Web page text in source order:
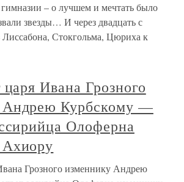
гимназии – о лучшем и мечтать было
звезды… И через двадцать с
Стокгольма, Цюриха к
Ивана Грозного
Андрею Курбскому —
Олоферна
Грозного изменнику Андрею